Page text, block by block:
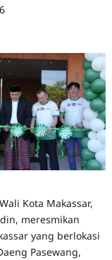
Kota Makassar,
meresmikan
yang berlokasi
Pasewang,